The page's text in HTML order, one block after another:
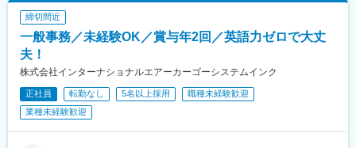
締切間近
一般事務／未経験OK／賞与年2回／英語力ゼロで大丈
夫！
株式会社インターナショナルエアーカーゴーシステムインク
正社員 転勤なし 5名以上採用
職種未経験歓迎
業種未経験歓迎